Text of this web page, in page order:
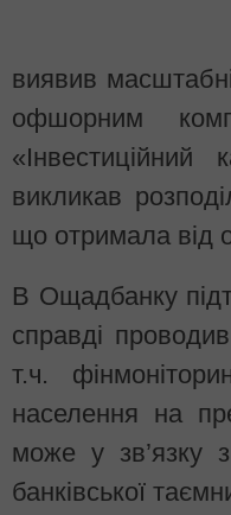
виявив
офшорним
викликав
що отримала від
В Ощадбанку
справді
т.ч.
населення на
може у зв’язку
банківської